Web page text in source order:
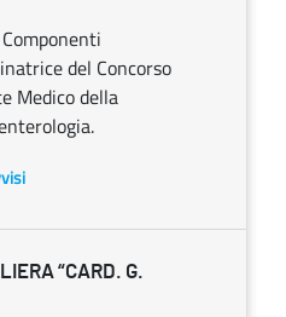
del Concorso
Medico della
“CARD. G.